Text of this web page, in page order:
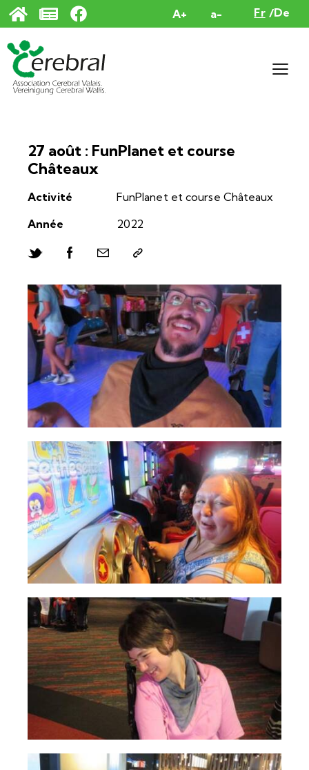
A+ a- Fr De
27 août : FunPlanet et course
Châteaux
Activité
FunPlanet et course Châteaux
Année
2022
Panneau de gestion des cookies